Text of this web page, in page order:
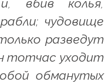
вбив колья,
чудовище
разведут
тотчас уходит
обманутых